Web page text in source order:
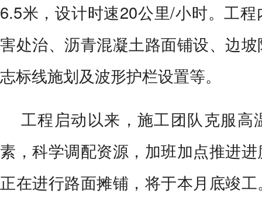
6.5米，设计时速20公里/小时。工
害处治、沥青混凝土路面铺设、边
志标线施划及波形护栏设置等。
工程启动以来，施工团队克服高
素，科学调配资源，加班加点推进
正在进行路面摊铺，将于本月底竣